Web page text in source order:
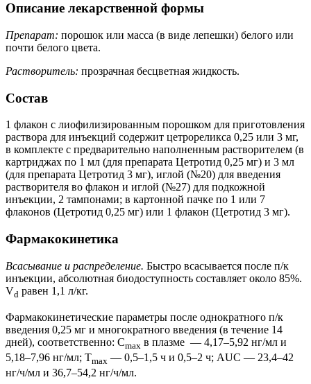
Описание лекарственной формы
Препарат: порошок или масса (в виде лепешки) белого или
почти белого цвета.
Растворитель: прозрачная бесцветная жидкость.
Состав
1 флакон с лиофилизированным порошком для приготовления
раствора для инъекций содержит цетрореликса 0,25 или 3 мг,
в комплекте с предварительно наполненным растворителем (в
картриджах по 1 мл (для препарата Цетротид 0,25 мг) и 3 мл
(для препарата Цетротид 3 мг), иглой (№20) для введения
растворителя во флакон и иглой (№27) для подкожной
инъекции, 2 тампонами; в картонной пачке по 1 или 7
флаконов (Цетротид 0,25 мг) или 1 флакон (Цетротид 3 мг).
Фармакокинетика
Всасывание и распределение. Быстро всасывается после п/к
инъекции, абсолютная биодоступность составляет около 85%.
Vd равен 1,1 л/кг.
Фармакокинетические параметры после однократного п/к
введения 0,25 мг и многократного введения (в течение 14
дней), соответственно: Cmax в плазме — 4,17–5,92 нг/мл и
5,18–7,96 нг/мл; Tmax — 0,5–1,5 ч и 0,5–2 ч; AUC — 23,4–42
нг/ч/мл и 36,7–54,2 нг/ч/мл.